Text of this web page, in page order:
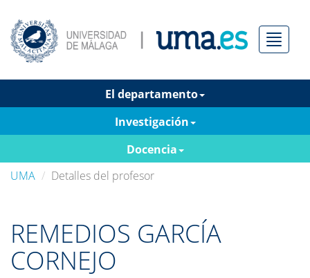
Menú
El departamento
Investigación
Docencia
UMA
Detalles del profesor
REMEDIOS GARCÍA
CORNEJO